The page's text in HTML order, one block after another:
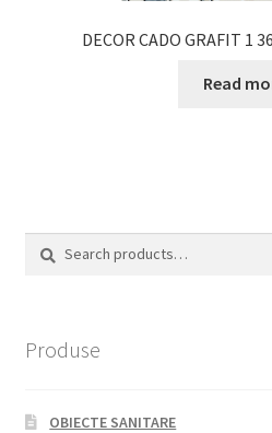
DECOR CADO GRAFIT 1
Read
Search
Search
Produse
OBIECTE SANITARE